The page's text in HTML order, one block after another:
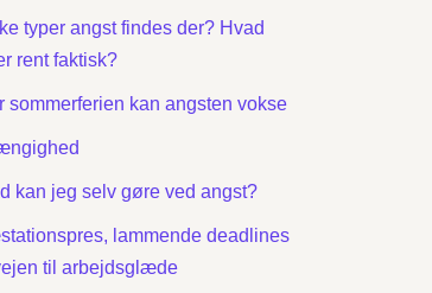
typer angst findes der? Hvad
rent faktisk?
sommerferien kan angsten vokse
kan jeg selv gøre ved angst?
lammende deadlines
til arbejdsglæde